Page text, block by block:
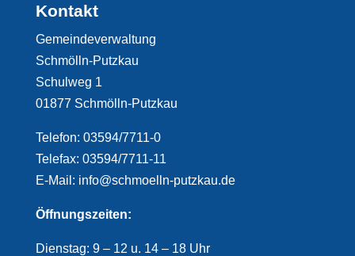
Kontakt
Gemeindeverwaltung
Schmölln-Putzkau
Schulweg 1
01877 Schmölln-Putzkau
Telefon: 03594/7711-0
Telefax: 03594/7711-11
E-Mail: info@schmoelln-putzkau.de
Öffnungszeiten:
Dienstag: 9 – 12 u. 14 – 18 Uhr